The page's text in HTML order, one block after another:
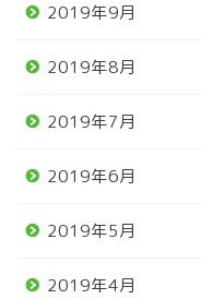
2019年9月
2019年8月
2019年7月
2019年6月
2019年5月
2019年4月